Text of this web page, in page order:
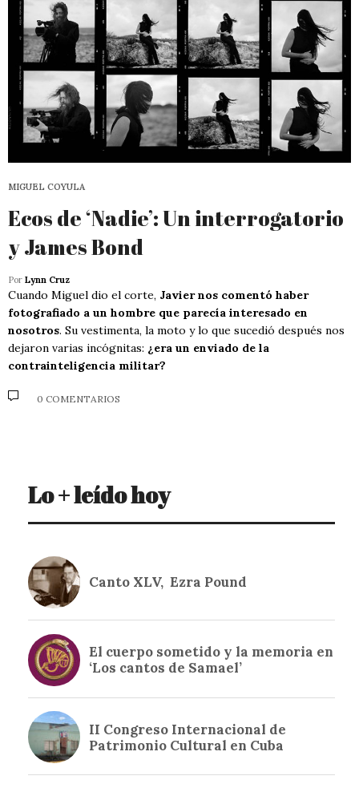
MIGUEL COYULA
Ecos de ‘Nadie’: Un interrogatorio
y James Bond
Por Lynn Cruz
Cuando Miguel dio el corte, Javier nos comentó haber
fotografiado a un hombre que parecía interesado en
nosotros. Su vestimenta, la moto y lo que sucedió después nos
dejaron varias incógnitas: ¿era un enviado de la
contrainteligencia militar?
0 COMENTARIOS
Lo + leído hoy